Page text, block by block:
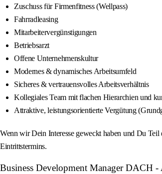
Zuschuss für Firmenfitness (Wellpass)
Fahrradleasing
Mitarbeitervergünstigungen
Betriebsarzt
Offene Unternehmenskultur
Modernes & dynamisches Arbeitsumfeld
Sicheres & vertrauensvolles Arbeitsverhältnis
Kollegiales Team mit flachen Hierarchien und
Attraktive, leistungsorientierte Vergütung
Wenn wir Dein Interesse geweckt haben und Du
Eintrittstermins.
Business Development Manager DACH